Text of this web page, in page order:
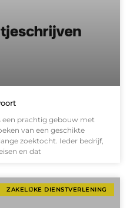
prachtig gebouw met
van een geschikte
zoektocht. Ieder bedrijf,
en dat
ZAKELIJKE DIENSTVERLENING